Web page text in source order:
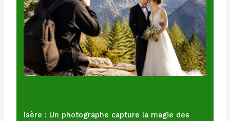
Isère : Un photographe capture la magie des